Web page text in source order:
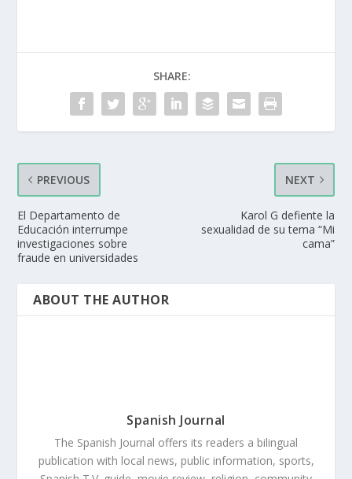
SHARE:
PREVIOUS
El Departamento de
Educación interrumpe
investigaciones sobre
fraude en universidades
NEXT
Karol G defiente la
sexualidad de su tema “Mi
cama”
ABOUT THE AUTHOR
Spanish Journal
The Spanish Journal offers its readers a bilingual
publication with local news, public information, sports,